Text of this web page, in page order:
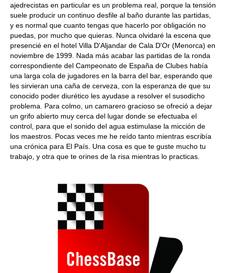
ajedrecistas en particular es un problema real, porque la tensión
suele producir un continuo desfile al baño durante las partidas,
y es normal que cuanto tengas que hacerlo por obligación no
puedas, por mucho que quieras. Nunca olvidaré la escena que
presencié en el hotel Villa D'Aljandar de Cala D'Or (Menorca) en
noviembre de 1999. Nada más acabar las partidas de la ronda
correspondiente del Campeonato de España de Clubes había
una larga cola de jugadores en la barra del bar, esperando que
les sirvieran una caña de cerveza, con la esperanza de que su
conocido poder diurético les ayudase a resolver el susodicho
problema. Para colmo, un camarero gracioso se ofreció a dejar
un grifo abierto muy cerca del lugar donde se efectuaba el
control, para que el sonido del agua estimulase la micción de
los maestros. Pocas veces me he reído tanto mientras escribía
una crónica para El País. Una cosa es que te guste mucho tu
trabajo, y otra que te orines de la risa mientras lo practicas.